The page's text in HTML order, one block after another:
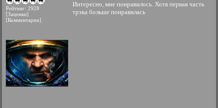
Рейтинг: 2928
[Заценки]
[Комментарии]
Интересно, мне понравилось. Хотя первая часть
трэка больше понравилась